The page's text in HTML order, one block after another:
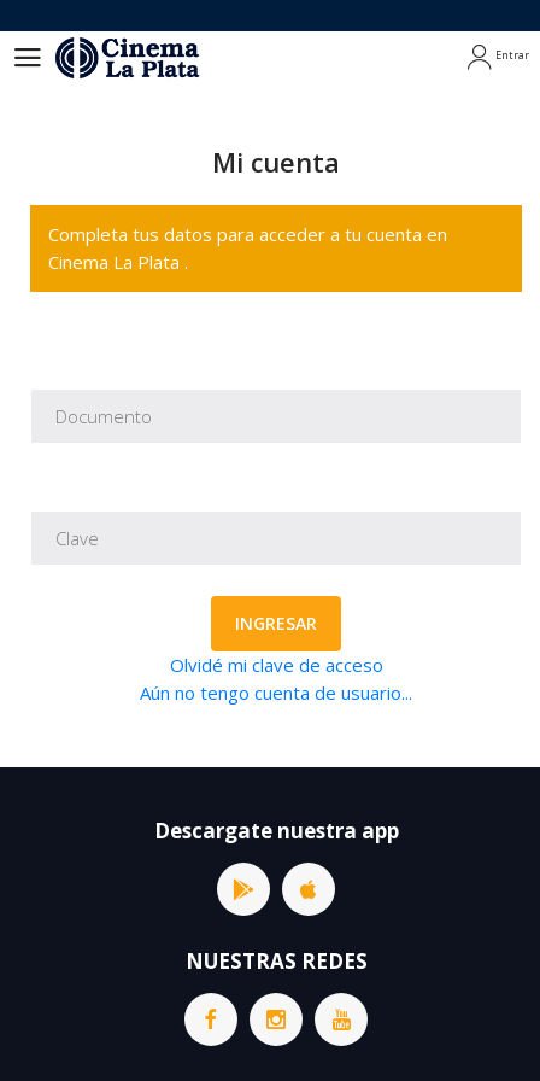
Entrar
Mi cuenta
Completa tus datos para acceder a tu cuenta en
Cinema La Plata .
INGRESAR
Olvidé mi clave de acceso
Aún no tengo cuenta de usuario...
Descargate nuestra app
NUESTRAS REDES